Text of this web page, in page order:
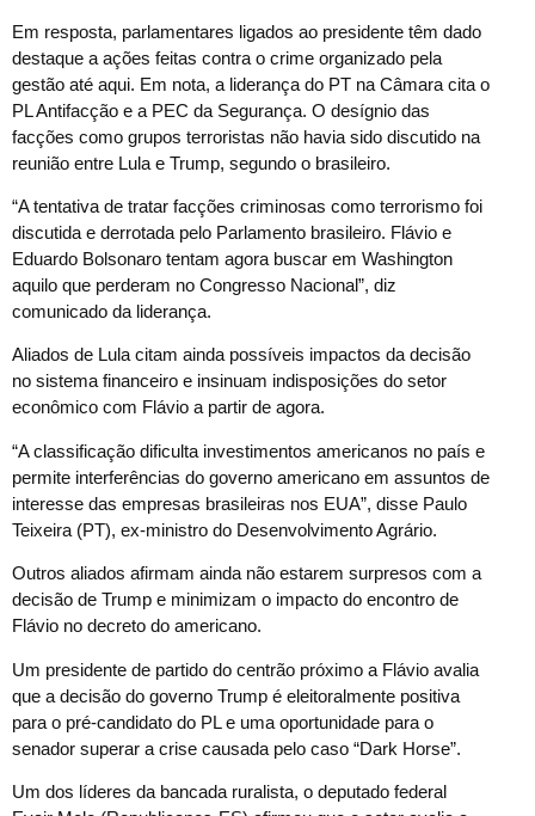
Em resposta, parlamentares ligados ao presidente têm dado
destaque a ações feitas contra o crime organizado pela
gestão até aqui. Em nota, a liderança do PT na Câmara cita o
PL Antifacção e a PEC da Segurança. O desígnio das
facções como grupos terroristas não havia sido discutido na
reunião entre Lula e Trump, segundo o brasileiro.
“A tentativa de tratar facções criminosas como terrorismo foi
discutida e derrotada pelo Parlamento brasileiro. Flávio e
Eduardo Bolsonaro tentam agora buscar em Washington
aquilo que perderam no Congresso Nacional”, diz
comunicado da liderança.
Aliados de Lula citam ainda possíveis impactos da decisão
no sistema financeiro e insinuam indisposições do setor
econômico com Flávio a partir de agora.
“A classificação dificulta investimentos americanos no país e
permite interferências do governo americano em assuntos de
interesse das empresas brasileiras nos EUA”, disse Paulo
Teixeira (PT), ex-ministro do Desenvolvimento Agrário.
Outros aliados afirmam ainda não estarem surpresos com a
decisão de Trump e minimizam o impacto do encontro de
Flávio no decreto do americano.
Um presidente de partido do centrão próximo a Flávio avalia
que a decisão do governo Trump é eleitoralmente positiva
para o pré-candidato do PL e uma oportunidade para o
senador superar a crise causada pelo caso “Dark Horse”.
Um dos líderes da bancada ruralista, o deputado federal